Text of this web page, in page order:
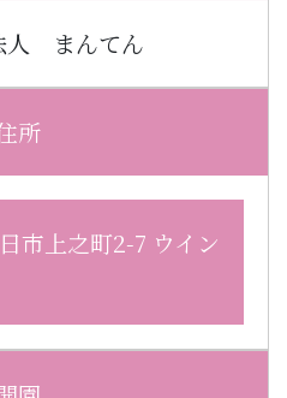
人 まんてん
所
市上之町2-7 ウイン